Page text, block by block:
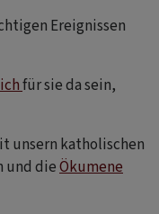
Ereignissen
für sie da sein,
unsern katholischen
und dieÖkumene